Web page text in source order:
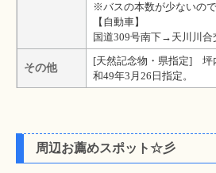
※バスの本数が少ないの
【自動車】
国道309号南下→天川川
その他
[天然記念物・県指定] 坪
和49年3月26日指定。
周辺お薦めスポット☆彡